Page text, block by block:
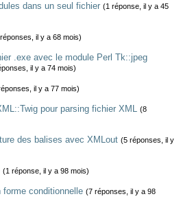
dans un seul fichier (1 réponse, il y a 45
il y a 68 mois)
.exe avec le module Perl Tk::jpeg
il y a 74 mois)
il y a 77 mois)
pour parsing fichier XML (8
des balises avec XMLout (5 réponses, il y
(1 réponse, il y a 98 mois)
conditionnelle (7 réponses, il y a 98